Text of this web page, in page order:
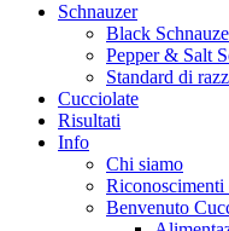
Schnauzer
Black
Pepper & Salt
Standard di
Cucciolate
Risultati
Info
Chi siamo
Riconoscimenti
Benvenuto